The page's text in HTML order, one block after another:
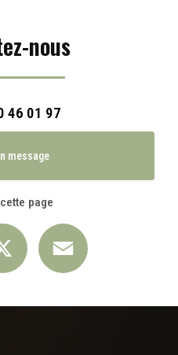
nous
46 01 97
message
page